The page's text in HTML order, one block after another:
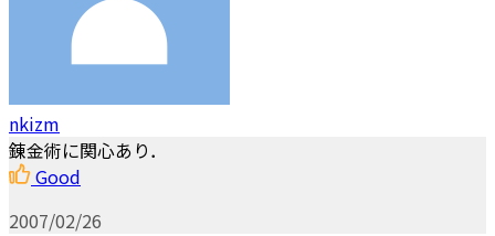
nkizm
錬金術に関心あり．
Good
2007/02/26